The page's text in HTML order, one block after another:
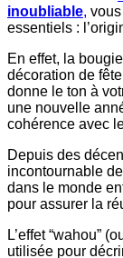
inoubliable,
essentiels :
En effet, la
décoration de
donne le ton à
une nouvelle
cohérence avec
Depuis des
incontournable
dans le monde
pour assurer la
L’effet “wahou”
utilisée pour